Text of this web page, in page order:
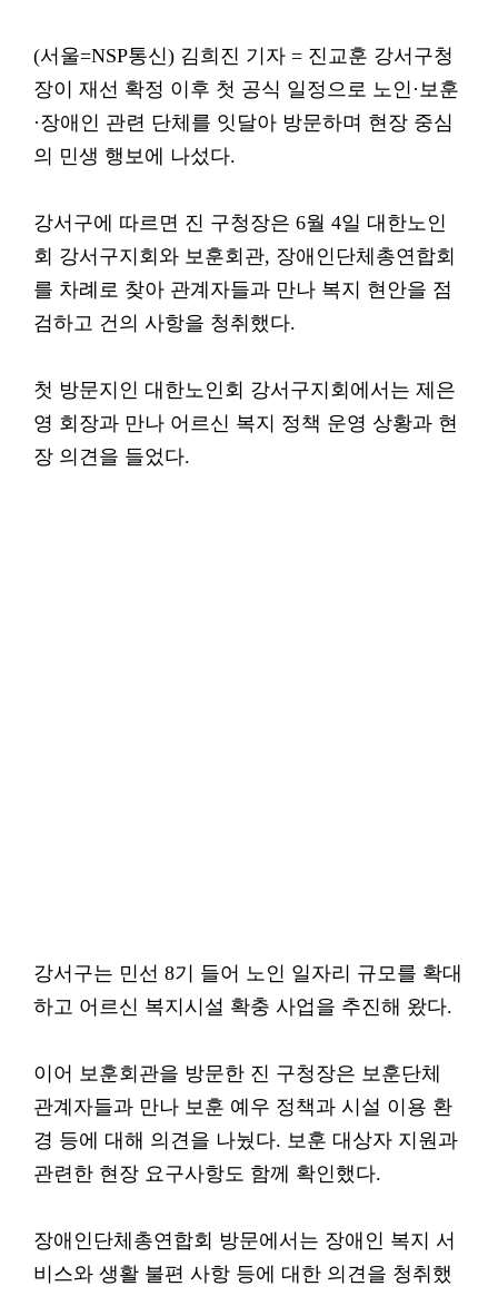
(서울=NSP통신) 김희진 기자 = 진교훈 강서구청
장이 재선 확정 이후 첫 공식 일정으로 노인·보훈
·장애인 관련 단체를 잇달아 방문하며 현장 중심
의 민생 행보에 나섰다.
강서구에 따르면 진 구청장은 6월 4일 대한노인
회 강서구지회와 보훈회관, 장애인단체총연합회
를 차례로 찾아 관계자들과 만나 복지 현안을 점
검하고 건의 사항을 청취했다.
첫 방문지인 대한노인회 강서구지회에서는 제은
영 회장과 만나 어르신 복지 정책 운영 상황과 현
장 의견을 들었다.
강서구는 민선 8기 들어 노인 일자리 규모를 확대
하고 어르신 복지시설 확충 사업을 추진해 왔다.
이어 보훈회관을 방문한 진 구청장은 보훈단체
관계자들과 만나 보훈 예우 정책과 시설 이용 환
경 등에 대해 의견을 나눴다. 보훈 대상자 지원과
관련한 현장 요구사항도 함께 확인했다.
장애인단체총연합회 방문에서는 장애인 복지 서
비스와 생활 불편 사항 등에 대한 의견을 청취했